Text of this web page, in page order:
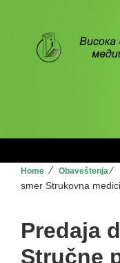
Home ⁄ Obaveštenja⁄
smer Strukovna
Predaja
Stručne